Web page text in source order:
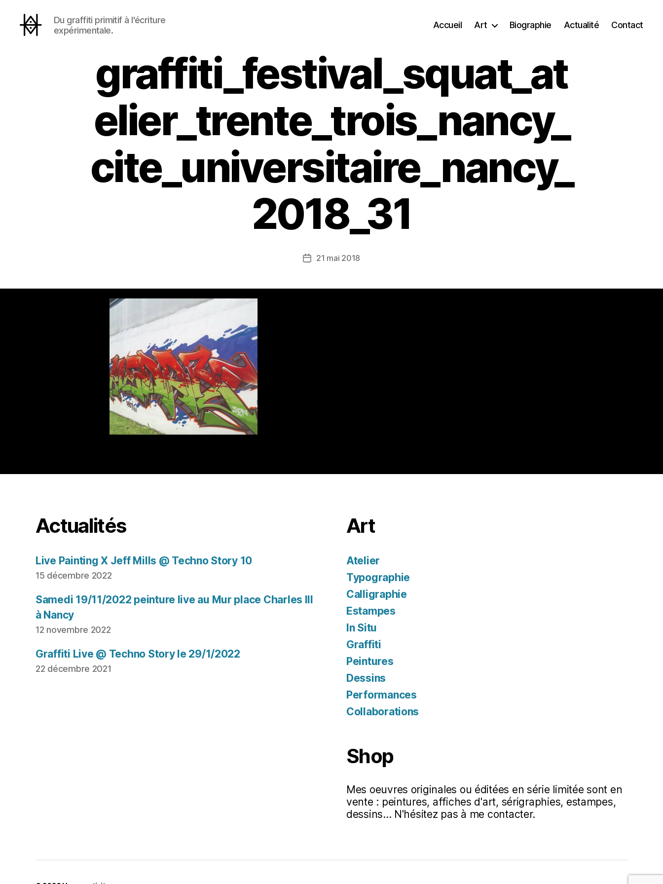
Du graffiti primitif à l'écriture
expérimentale.
Accueil Art Biographie Actualité Contact
graffiti_festival_squat_at
elier_trente_trois_nancy_
cite_universitaire_nancy_
2018_31
Date21 mai 2018
Actualités
Live Painting X Jeff Mills @ Techno Story 10
15 décembre 2022
Samedi 19/11/2022 peinture live au Mur place Charles III
à Nancy
12 novembre 2022
Graffiti Live @ Techno Story le 29/1/2022
22 décembre 2021
Art
Atelier
Typographie
Calligraphie
Estampes
In Situ
Graffiti
Peintures
Dessins
Performances
Collaborations
Shop
Mes oeuvres originales ou éditées en série limitée sont en
vente : peintures, affiches d'art, sérigraphies, estampes,
dessins... N'hésitez pas à me contacter.